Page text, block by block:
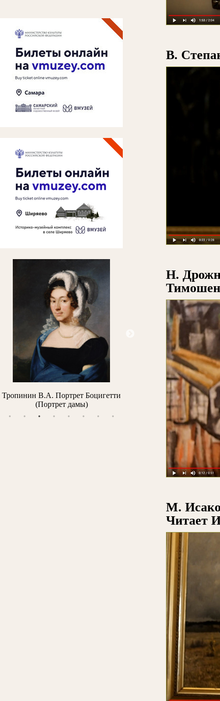
Айвазовский И.К. Утро в Гурзуфе Ледантю М.В.
В.
Н.
М.
Читает